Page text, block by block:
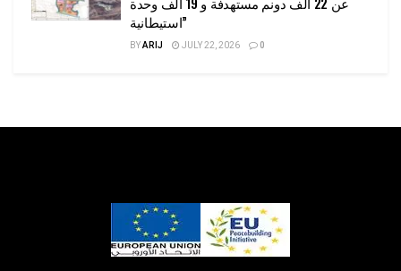
استيطانية”
BYARIJ JULY 22, 2026 0